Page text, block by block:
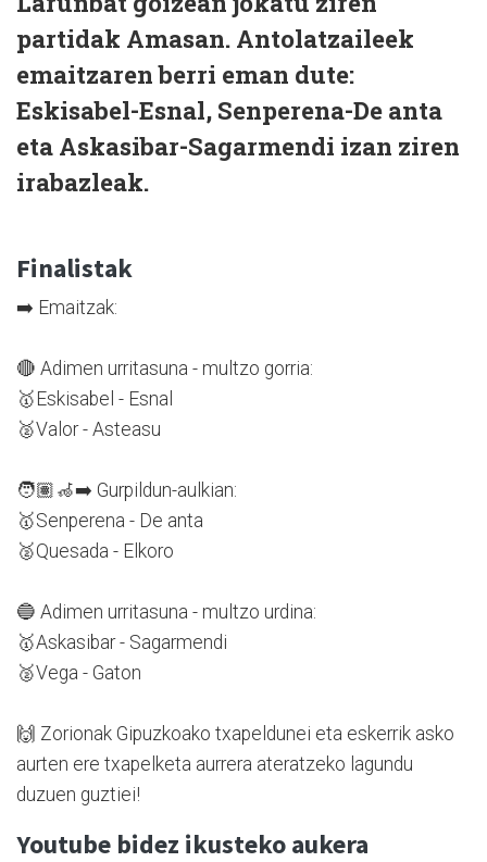
partidak Amasan. Antolatzaileek
emaitzaren berri eman dute:
Eskisabel-Esnal, Senperena-De anta
eta Askasibar-Sagarmendi izan ziren
irabazleak.
Finalistak
➡️ Emaitzak:
🔴 Adimen urritasuna - multzo gorria:
🥇Eskisabel - Esnal
🥈Valor - Asteasu
🧑🏽‍🦽‍➡️ Gurpildun-aulkian:
🥇Senperena - De anta
🥈Quesada - Elkoro
🔵 Adimen urritasuna - multzo urdina:
🥇Askasibar - Sagarmendi
🥈Vega - Gaton
🙌 Zorionak Gipuzkoako txapeldunei eta eskerrik asko
aurten ere txapelketa aurrera ateratzeko lagundu
duzuen guztiei!
Youtube bidez ikusteko aukera